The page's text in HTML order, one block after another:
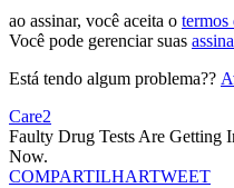
ao assinar, você aceita o termos
Você pode gerenciar suas
Está tendo algum problema??
Care2
Faulty Drug Tests Are Getting
Now.
COMPARTILHARTWEET